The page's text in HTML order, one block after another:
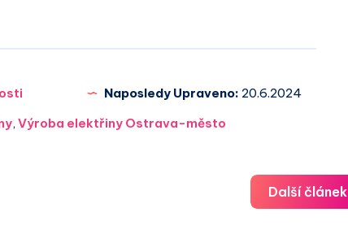
Naposledy Upraveno: 20.6.2024
, Výroba elektřiny Ostrava-město
Další článek